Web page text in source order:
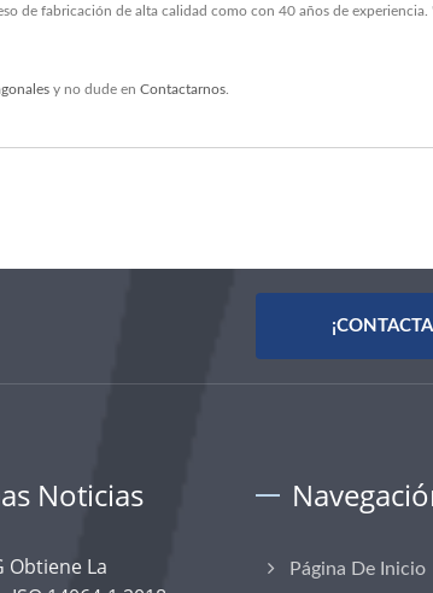
de fabricación de alta calidad como con 40 años de experiencia.
y no dude en Contactarnos
Noticias
Obtiene La
Página De Inicio